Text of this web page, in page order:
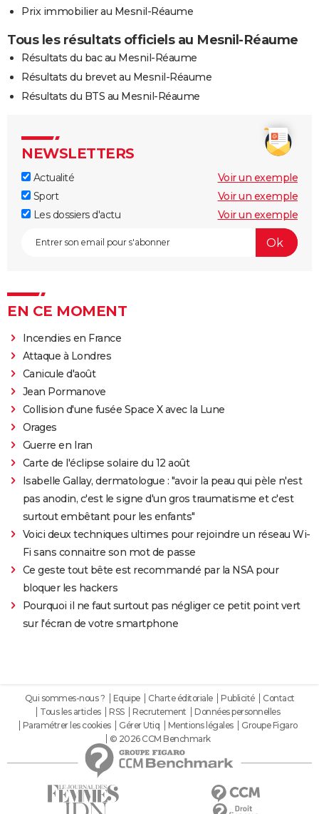
Prix immobilier au Mesnil-Réaume
Tous les résultats officiels au Mesnil-Réaume
Résultats du bac au Mesnil-Réaume
Résultats du brevet au Mesnil-Réaume
Résultats du BTS au Mesnil-Réaume
NEWSLETTERS
Actualité
Voir un exemple
Sport
Voir un exemple
Les dossiers d'actu
Voir un exemple
EN CE MOMENT
Incendies en France
Attaque à Londres
Canicule d'août
Jean Pormanove
Collision d'une fusée Space X avec la Lune
Orages
Guerre en Iran
Carte de l'éclipse solaire du 12 août
Isabelle Gallay, dermatologue : "avoir la peau qui pèle n'est
pas anodin, c'est le signe d'un gros traumatisme et c'est
surtout embêtant pour les enfants"
Voici deux techniques ultimes pour rejoindre un réseau Wi-
Fi sans connaitre son mot de passe
Ce geste tout bête est recommandé par la NSA pour
bloquer les hackers
Pourquoi il ne faut surtout pas négliger ce petit point vert
sur l'écran de votre smartphone
Qui sommes-nous ? Equipe Charte éditoriale Publicité
Contact
Tous les articles
RSS Recrutement
Données personnelles
Paramétrer les cookies
Gérer Utiq Mentions légales
Groupe Figaro
© 2026 CCM Benchmark